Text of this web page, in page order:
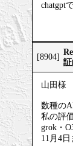
chatgpt
[8904]
山田様
数種の
私の評
grok・
11月4